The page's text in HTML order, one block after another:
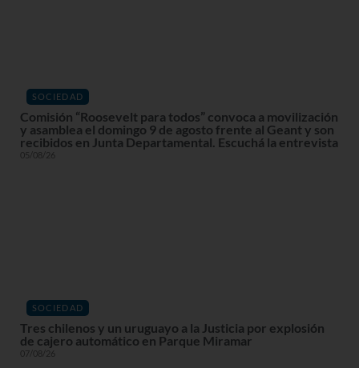
SOCIEDAD
Comisión “Roosevelt para todos” convoca a movilización
y asamblea el domingo 9 de agosto frente al Geant y son
recibidos en Junta Departamental. Escuchá la entrevista
05/08/26
SOCIEDAD
Tres chilenos y un uruguayo a la Justicia por explosión
de cajero automático en Parque Miramar
07/08/26